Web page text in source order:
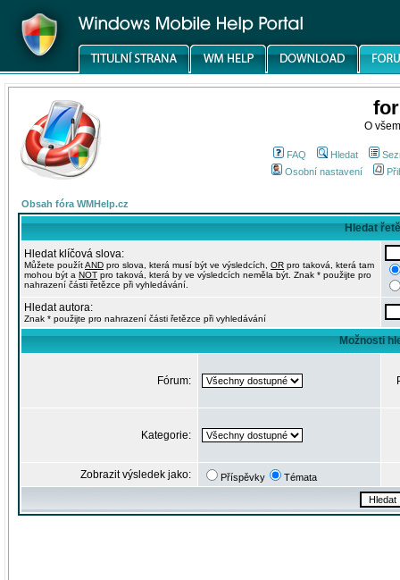
O
FAQ Hledat
Osobní nastavení
Obsah fóra WMHelp.cz
Hledat
Hledat klíčová slova:
Můžete použítAND pro slova, která musí být ve výsledcích, OR pro taková, která tam
mohou být a NOT pro taková, která by ve výsledcích neměla být. Znak * použijte pro
nahrazení části řetězce při vyhledávání.
Hledat autora:
Znak * použijte pro nahrazení části řetězce při vyhledávání
Možnosti
Fórum:
Kategorie:
Zobrazit výsledek jako: Příspěvky Témata